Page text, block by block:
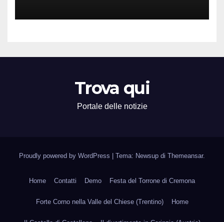
Territorio
Trova qui
Portale delle notizie
Proudly powered by WordPress Tema: Newsup di Themeansar.
Home Contatti Demo Festa del Torrone di Cremona
Forte Corno nella Valle del Chiese (Trentino) Home